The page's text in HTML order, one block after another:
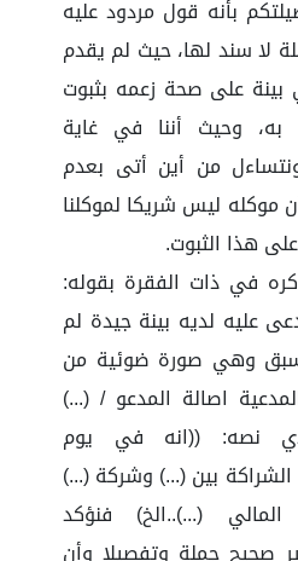
بأنه قول مردود عليه
لا سند لها، حيث لم يقدم
بينة على صحة زعمه بثبوت
وحيث أننا في غاية
من أين أتى بعدم
موكله ليس شريكا لموكلنا
هذا الثبوت.
في ذات الفقرة بقوله:
عليه لديه بينة جيدة لم
سبق وهي صورة ضوئية من
اصالة المدعو / (...)
نصه: ((انه في يوم
الشراكة بين (...) وشركة (...)
(...)..الخ) فنؤكد
صحيح جملة وتفصيلا وأن